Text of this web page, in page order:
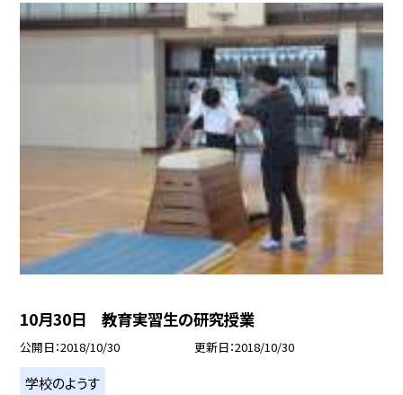
10月30日 教育実習生の研究授業
公開日 2018/10/30 更新日 2018/10/30
学校のようす